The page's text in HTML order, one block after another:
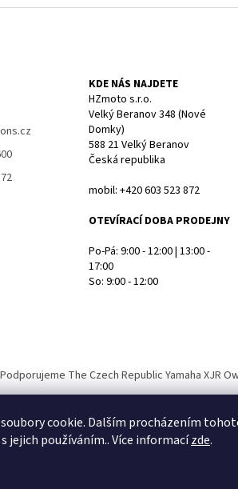
cookie. Dalším procházením
jejich používáním.. Více informacízde.
KDE NÁS NAJDETE
HZmoto s.r.o.
Velký Beranov 348 (Nové
Domky)
588 21 Velký Beranov
Česká republika
mobil: +420 603 523 872
OTEVÍRACÍ DOBA PRODEJNY
Po-Pá: 9:00 - 12:00 | 13:00 -
17:00
So: 9:00 - 12:00
Podporujeme The Czech Republic Yamaha XJR